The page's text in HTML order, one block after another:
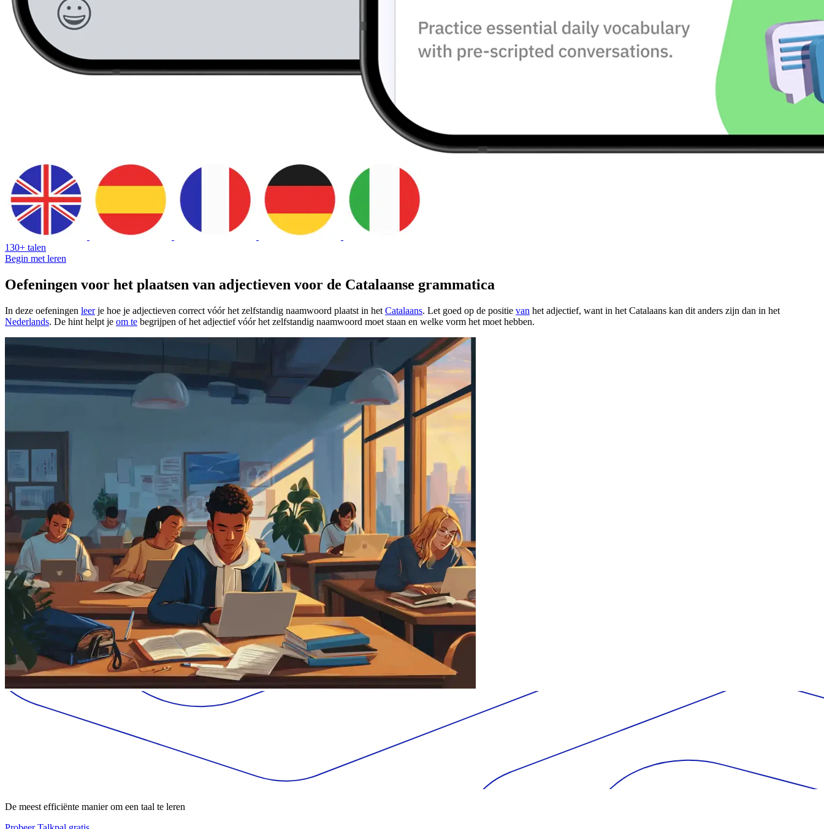
130+ talen
Begin met leren
Oefeningen voor het plaatsen van adjectieven voor de Catalaanse grammatica
In deze oefeningen leerje hoe je adjectieven correct vóór het zelfstandig naamwoord plaatst in het Catalaans. Let goed op de positie van het adjectief, want in het Catalaans kan dit anders zijn dan in het
Nederlands. De hint helpt je om te begrijpen of het adjectief vóór het zelfstandig naamwoord moet staan en welke vorm het moet hebben.
De meest efficiënte manier om een taal te leren